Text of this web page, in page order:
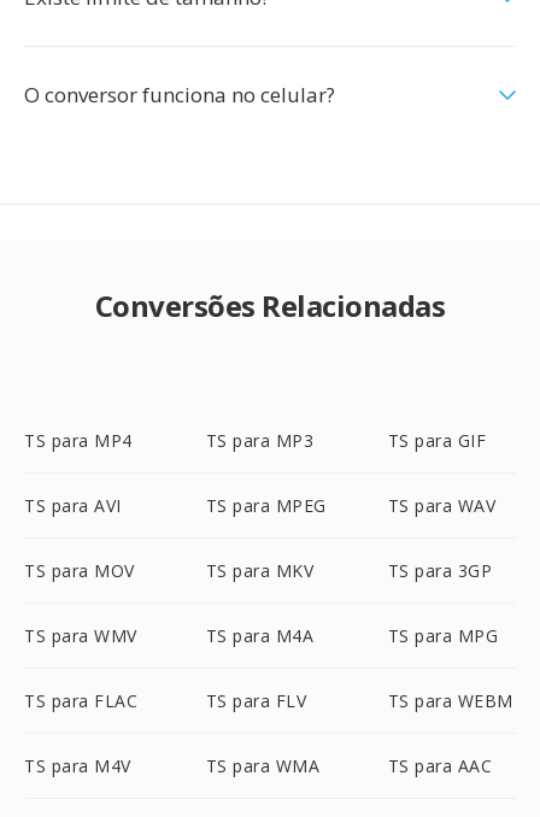
O conversor funciona no celular?
Conversões Relacionadas
TS para MP4 TS para MP3 TS para GIF
TS para AVI TS para MPEG TS para WAV
TS para MOV TS para MKV TS para 3GP
TS para WMV TS para M4A TS para MPG
TS para FLAC TS para FLV TS para WEBM
TS para M4V TS para WMA TS para AAC